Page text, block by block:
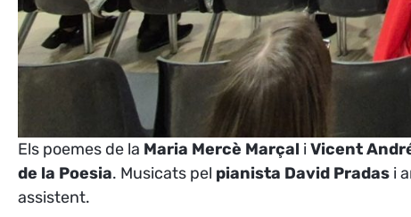
Els poemes de la Maria Mercè Marçal i Vicent
de la Poesia. Musicats pel pianista David Pradas i
assistent.